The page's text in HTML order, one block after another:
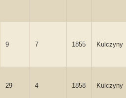
9 7 1855 Kulczyny
29 4 1858 Kulczyny